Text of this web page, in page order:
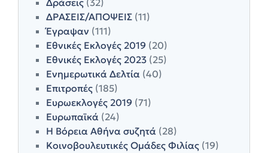
Δράσεις (32)
ΔΡΑΣΕΙΣ/ΑΠΟΨΕΙΣ (11)
Έγραψαν (111)
Εθνικές Εκλογές 2019 (20)
Εθνικές Εκλογές 2023 (25)
Ενημερωτικά Δελτία (40)
Επιτροπές (185)
Ευρωεκλογές 2019 (71)
Ευρωπαϊκά (24)
Η Βόρεια Αθήνα συζητά (28)
Κοινοβουλευτικές Ομάδες Φιλίας (19)